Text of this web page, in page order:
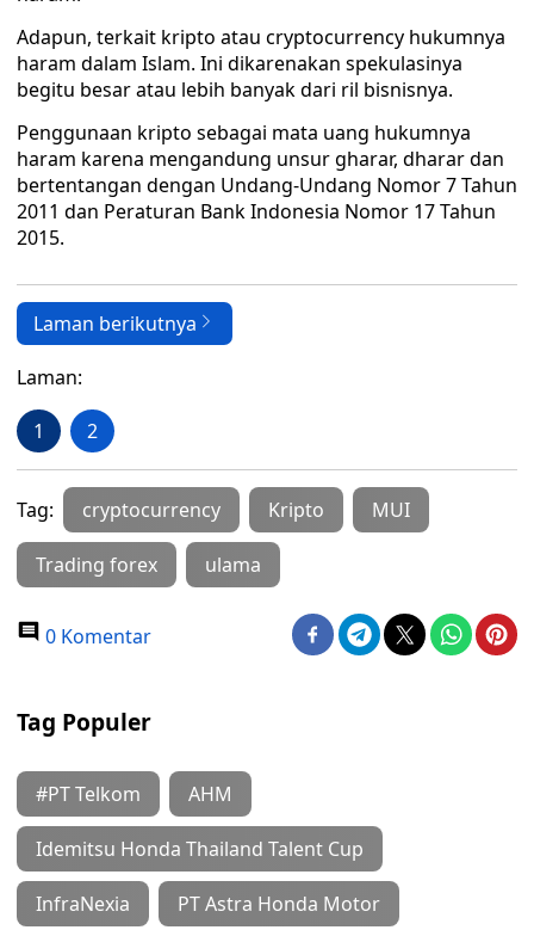
Adapun, terkait kripto atau cryptocurrency hukumnya
haram dalam Islam. Ini dikarenakan spekulasinya
begitu besar atau lebih banyak dari ril bisnisnya.
Penggunaan kripto sebagai mata uang hukumnya
haram karena mengandung unsur gharar, dharar dan
bertentangan dengan Undang-Undang Nomor 7 Tahun
2011 dan Peraturan Bank Indonesia Nomor 17 Tahun
2015.
Laman berikutnya
Laman:
1 2
Tag: cryptocurrency Kripto MUI
Trading forex ulama
0 Komentar
Tag Populer
#PT Telkom AHM
Idemitsu Honda Thailand Talent Cup
InfraNexia PT Astra Honda Motor